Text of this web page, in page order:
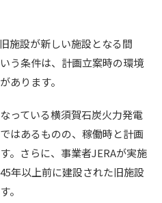
施設が新しい施設となる間
う条件は、計画立案時の環境
あります。
っている横須賀石炭火力発電
はあるものの、稼働時と計画
。さらに、事業者JERAが実施
年以上前に建設された旧施設
。